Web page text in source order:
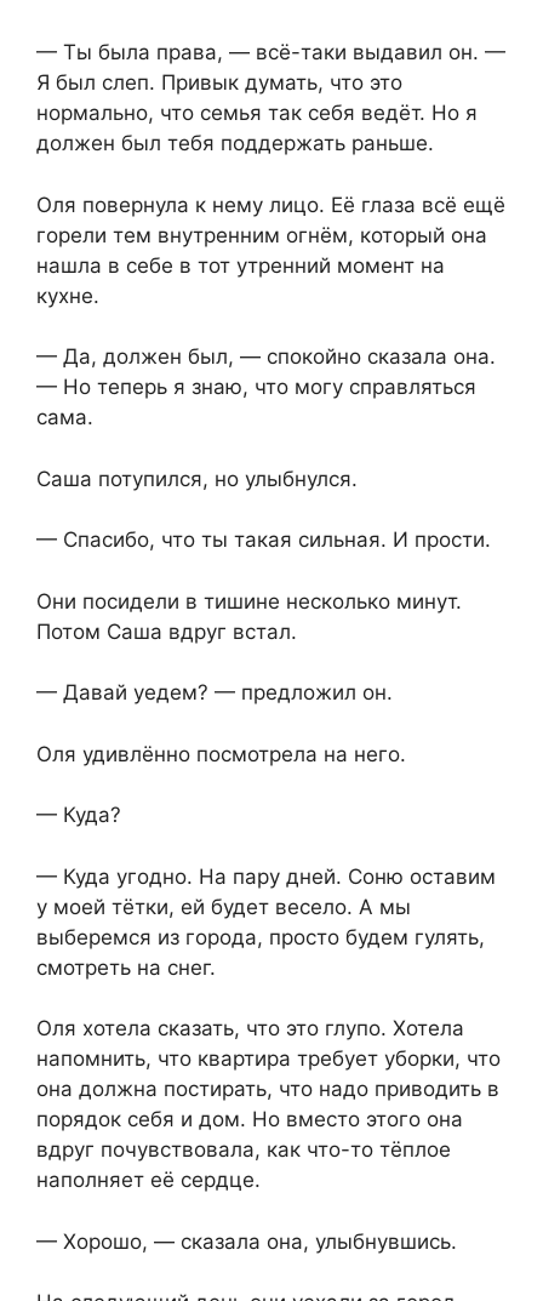
— Ты была права, — всё-таки выдавил он. —
Я был слеп. Привык думать, что это
нормально, что семья так себя ведёт. Но я
должен был тебя поддержать раньше.
Оля повернула к нему лицо. Её глаза всё ещё
горели тем внутренним огнём, который она
нашла в себе в тот утренний момент на
кухне.
— Да, должен был, — спокойно сказала она.
— Но теперь я знаю, что могу справляться
сама.
Саша потупился, но улыбнулся.
— Спасибо, что ты такая сильная. И прости.
Они посидели в тишине несколько минут.
Потом Саша вдруг встал.
— Давай уедем? — предложил он.
Оля удивлённо посмотрела на него.
— Куда?
— Куда угодно. На пару дней. Соню оставим
у моей тётки, ей будет весело. А мы
выберемся из города, просто будем гулять,
смотреть на снег.
Оля хотела сказать, что это глупо. Хотела
напомнить, что квартира требует уборки, что
она должна постирать, что надо приводить в
порядок себя и дом. Но вместо этого она
вдруг почувствовала, как что-то тёплое
наполняет её сердце.
— Хорошо, — сказала она, улыбнувшись.